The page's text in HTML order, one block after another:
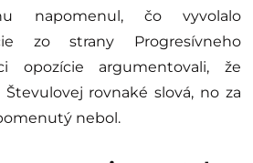
napomenul, čo vyvolalo
zo strany Progresívneho
opozície argumentovali, že
rovnaké slová, no za
nebol.